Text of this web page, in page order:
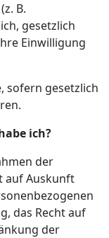
B.
gesetzlich
Einwilligung
sofern gesetzlich
ich?
der
auf Auskunft
das Recht auf
der